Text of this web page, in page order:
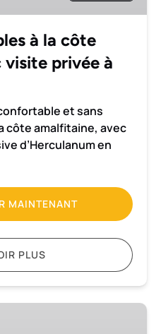
à la côte
privée à
et sans
côte amalfitaine, avec
d’Herculanum en
MAINTENANT
PLUS